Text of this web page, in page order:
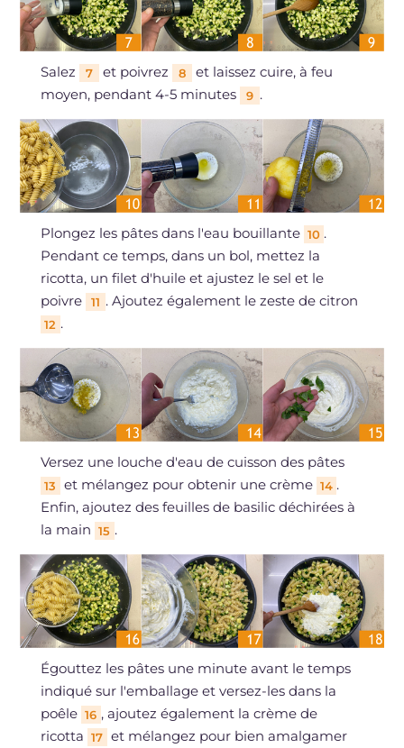
Salez 7 et poivrez 8
et laissez cuire, à feu
moyen, pendant 4-5 minutes
9 .
Plongez les pâtes dans l'eau bouillante 10 .
Pendant ce temps, dans un bol, mettez la
ricotta, un filet d'huile et ajustez le sel et le
poivre
11 . Ajoutez également le zeste de citron
12 .
Versez une louche d'eau de cuisson des pâtes
13 et mélangez pour obtenir une crème 14 .
Enfin, ajoutez des feuilles de basilic déchirées à
la main 15 .
Égouttez les pâtes une minute avant le temps
indiqué sur l'emballage et versez-les dans la
poêle 16 , ajoutez également la crème de
ricotta 17 et mélangez pour bien amalgamer